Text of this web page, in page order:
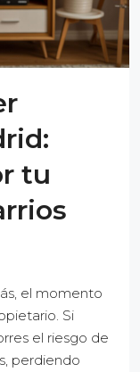
tu
el momento
Si
el riesgo de
perdiendo